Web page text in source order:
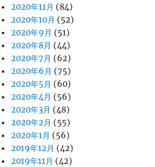
2020年11月 (84)
2020年10月 (52)
2020年9月 (51)
2020年8月 (44)
2020年7月 (62)
2020年6月 (75)
2020年5月 (60)
2020年4月 (56)
2020年3月 (48)
2020年2月 (55)
2020年1月 (56)
2019年12月 (42)
2019年11月 (42)